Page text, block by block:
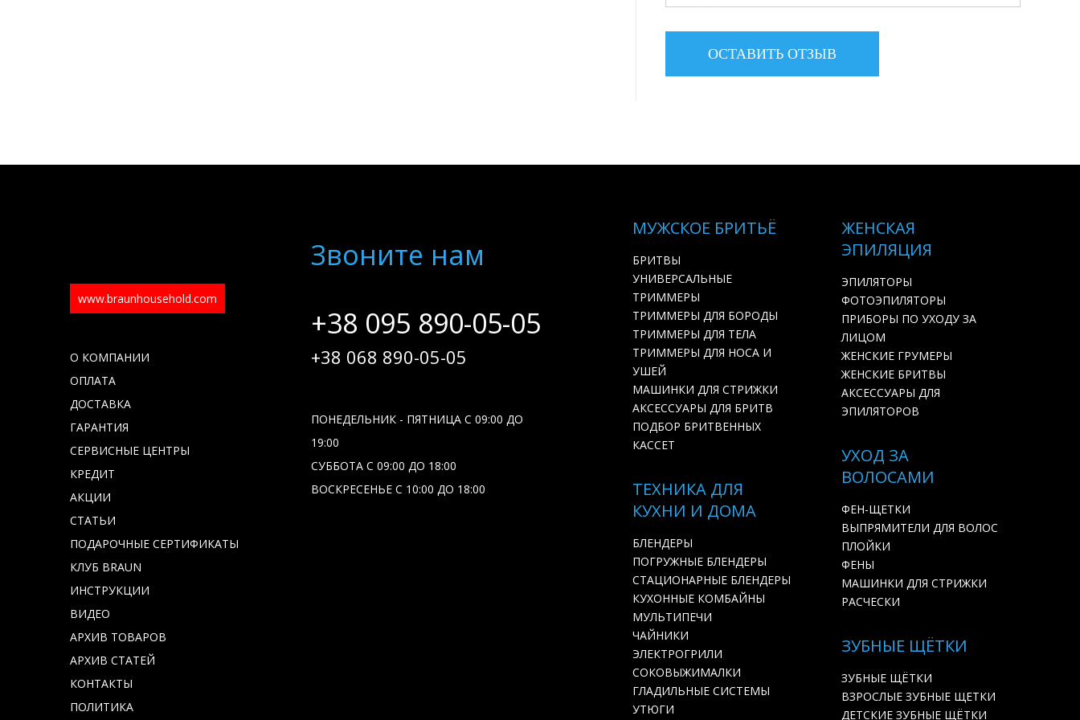
www.braunhousehold.com
О КОМПАНИИ
ОПЛАТА
ДОСТАВКА
ГАРАНТИЯ
СЕРВИСНЫЕ ЦЕНТРЫ
КРЕДИТ
АКЦИИ
СТАТЬИ
ПОДАРОЧНЫЕ СЕРТИФИКАТЫ
КЛУБ BRAUN
ИНСТРУКЦИИ
ВИДЕО
АРХИВ ТОВАРОВ
АРХИВ СТАТЕЙ
КОНТАКТЫ
ПОЛИТИКА
Звоните нам
+38 095 890-05-05
+38 068 890-05-05
ПОНЕДЕЛЬНИК - ПЯТНИЦА С 09:00 ДО
19:00
СУББОТА С 09:00 ДО 18:00
ВОСКРЕСЕНЬЕ С 10:00 ДО 18:00
МУЖСКОЕ БРИТЬЁ
БРИТВЫ
УНИВЕРСАЛЬНЫЕ
ТРИММЕРЫ
ТРИММЕРЫ ДЛЯ БОРОДЫ
ТРИММЕРЫ ДЛЯ ТЕЛА
ТРИММЕРЫ ДЛЯ НОСА И
УШЕЙ
МАШИНКИ ДЛЯ СТРИЖКИ
АКСЕССУАРЫ ДЛЯ БРИТВ
ПОДБОР БРИТВЕННЫХ
КАССЕТ
ЖЕНСКАЯ
ЭПИЛЯЦИЯ
ЭПИЛЯТОРЫ
ФОТОЭПИЛЯТОРЫ
ПРИБОРЫ ПО УХОДУ ЗА
ЛИЦОМ
ЖЕНСКИЕ ГРУМЕРЫ
ЖЕНСКИЕ БРИТВЫ
АКСЕССУАРЫ ДЛЯ
ЭПИЛЯТОРОВ
УХОД ЗА
ВОЛОСАМИ
ФЕН-ЩЕТКИ
ВЫПРЯМИТЕЛИ ДЛЯ ВОЛОС
ПЛОЙКИ
ФЕНЫ
МАШИНКИ ДЛЯ СТРИЖКИ
РАСЧЕСКИ
ТЕХНИКА ДЛЯ
КУХНИ И ДОМА
БЛЕНДЕРЫ
ПОГРУЖНЫЕ БЛЕНДЕРЫ
СТАЦИОНАРНЫЕ БЛЕНДЕРЫ
КУХОННЫЕ КОМБАЙНЫ
МУЛЬТИПЕЧИ
ЧАЙНИКИ
ЭЛЕКТРОГРИЛИ
СОКОВЫЖИМАЛКИ
ГЛАДИЛЬНЫЕ СИСТЕМЫ
УТЮГИ
ЗУБНЫЕ ЩЁТКИ
ЗУБНЫЕ ЩЁТКИ
ВЗРОСЛЫЕ ЗУБНЫЕ ЩЕТКИ
ДЕТСКИЕ ЗУБНЫЕ ЩЁТКИ